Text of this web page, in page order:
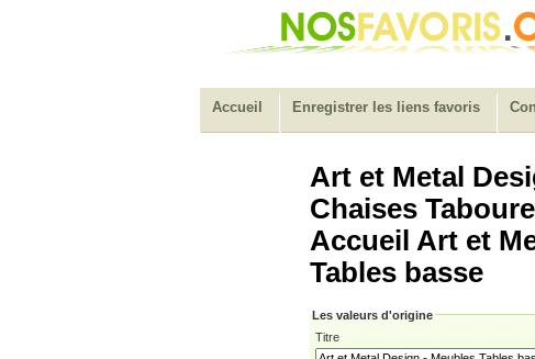
Accueil Enregistrer les liens favoris
Art et Metal
Chaises
Accueil Art et
Tables basse
Les valeurs d'origine
Titre